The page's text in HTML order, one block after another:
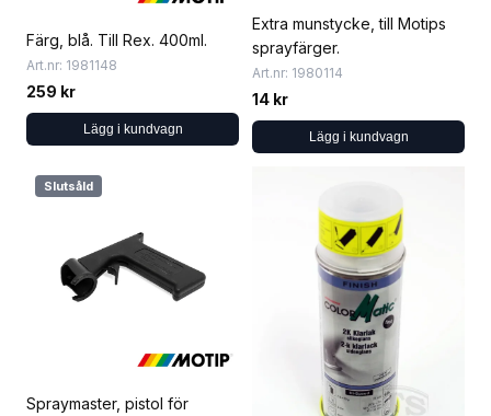
Färg, blå. Till Rex. 400ml.
Art.nr: 1981148
259 kr
Lägg i kundvagn
Extra munstycke, till Motips
sprayfärger.
Art.nr: 1980114
14 kr
Lägg i kundvagn
Slutsåld
Spraymaster, pistol för